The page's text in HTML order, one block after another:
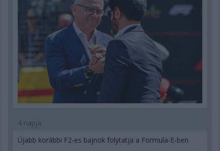
4 napja
Újabb korábbi F2-es bajnok folytatja a Formula-E-ben